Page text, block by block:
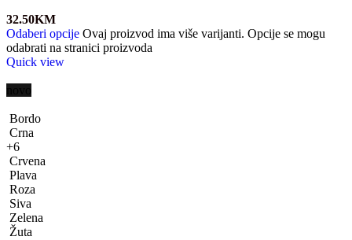
32.50KM
Odaberi opcije Ovaj proizvod ima više varijanti. Opcije se mogu
odabrati na stranici proizvoda
Quick view
Bordo
Crna
+6
Crvena
Plava
Roza
Siva
Zelena
Žuta